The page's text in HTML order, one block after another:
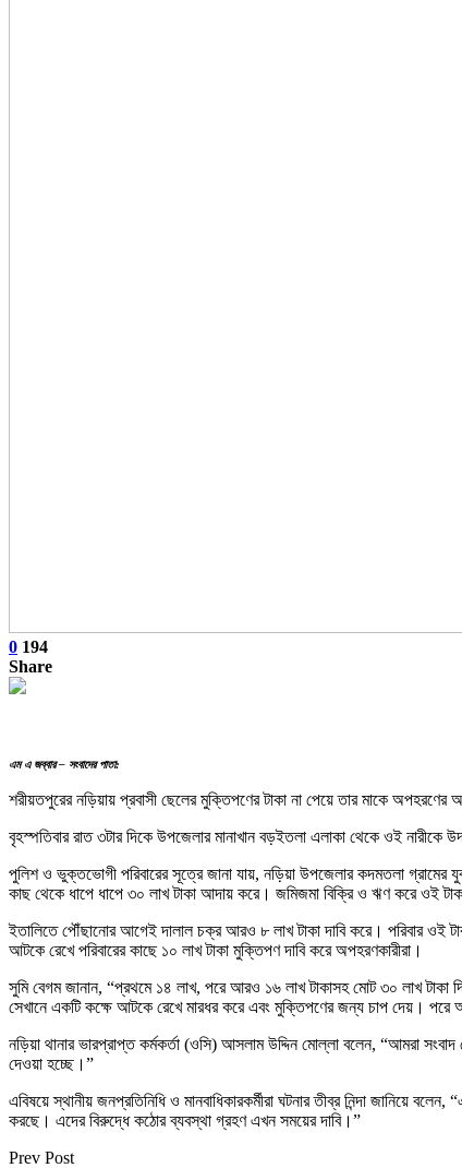
0 194
Share
এম এ জব্বার – সংবাদের পাতা:
শরীয়তপুরের নড়িয়ায় প্রবাসী ছেলের মুক্তিপণের টাকা না পেয়ে তার মাকে
বৃহস্পতিবার রাত ৩টার দিকে উপজেলার মানাখান বড়ইতলা এলাকা থেকে ওই
পুলিশ ও ভুক্তভোগী পরিবারের সূত্রে জানা যায়, নড়িয়া উপজেলার কদমতলা
কাছ থেকে ধাপে ধাপে ৩০ লাখ টাকা আদায় করে। জমিজমা বিক্রি ও ঋণ করে ওই
ইতালিতে পৌঁছানোর আগেই দালাল চক্র আরও ৮ লাখ টাকা দাবি করে। পরিবার ওই
আটকে রেখে পরিবারের কাছে ১০ লাখ টাকা মুক্তিপণ দাবি করে অপহরণকারীরা।
সুমি বেগম জানান, “প্রথমে ১৪ লাখ, পরে আরও ১৬ লাখ টাকাসহ মোট ৩০ লাখ টাকা
সেখানে একটি কক্ষে আটকে রেখে মারধর করে এবং মুক্তিপণের জন্য চাপ দেয়। পরে
নড়িয়া থানার ভারপ্রাপ্ত কর্মকর্তা (ওসি) আসলাম উদ্দিন মোল্লা বলেন, “আমরা
দেওয়া হচ্ছে।”
এবিষয়ে স্থানীয় জনপ্রতিনিধি ও মানবাধিকারকর্মীরা ঘটনার তীব্র নিন্দা জানিয়ে
করছে। এদের বিরুদ্ধে কঠোর ব্যবস্থা গ্রহণ এখন সময়ের দাবি।”
Prev Post